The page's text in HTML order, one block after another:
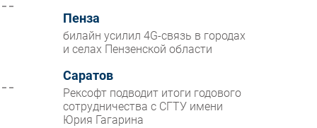
Пенза
билайн усилил 4G-связь в городах
и селах Пензенской области
Саратов
Рексофт подводит итоги годового
сотрудничества с СГТУ имени
Юрия Гагарина